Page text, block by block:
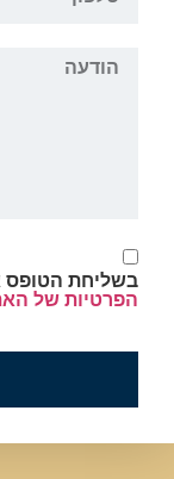
בשליחת
הפרטיות של